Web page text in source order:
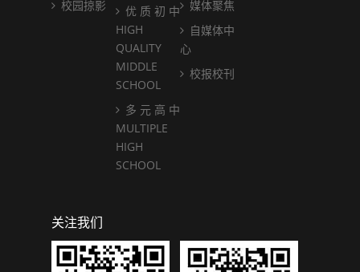
校园掠影
优 质 初 中
HIGH
QUALITY
MIDDLE
SCHOOL
多 元 高 中
MULTIPLE
HIGH
SCHOOL
媒体聚焦
自媒体中
心
校报校刊
关注我们